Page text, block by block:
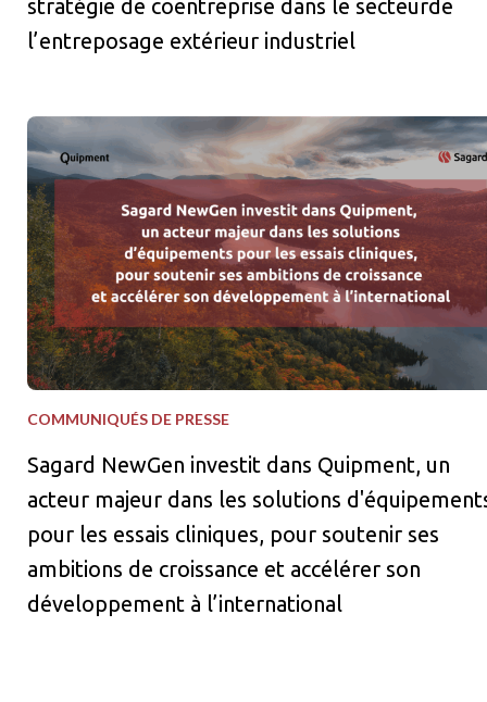
stratégie de coentreprise dans le secteurde
l’entreposage extérieur industriel
Sagard NewGen investit dans Quipment, un acteur majeur
COMMUNIQUÉS DE PRESSE
Sagard NewGen investit dans Quipment, un
acteur majeur dans les solutions
pour les essais cliniques, pour soutenir ses
ambitions de croissance et accélérer son
développement à l’international